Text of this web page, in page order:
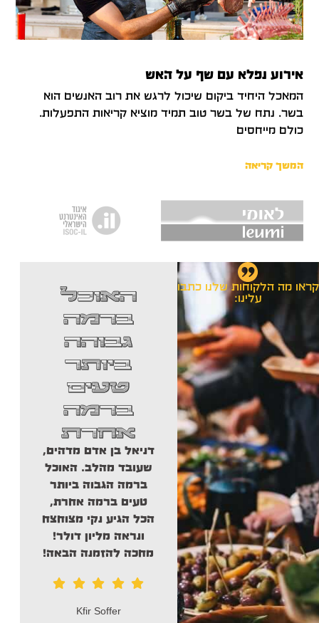
אירוע נפלא עם שף על האש
המאכל היחיד ביקום שיכול לרגש את רוב האנשים הוא
בשר. נתח של בשר טוב תמיד מוציא קריאות התפעלות.
כולם מייחסים
המשך קריאה
קראו מה הלקוחות שלנו כתבו
עלינו:
אני רוצה
להמליץ
מכל הלב
על נויה
פוד!
חוגגים אירוע , מסיבה,
בר/בת מצווה , אני
רוצה להמליץ מכל
הלב על נויה פוד!
יסדרו לכם אירוע
הצגה. מכינים
אוכל מהלב, סושי
מספר אחד בארץ
חברים ממליץ בחום .
איתי דניאל
האוכל
ברמה
גבוהה
ביותר
טעים
ברמה
אחרת
דניאל בן אדם מדהים,
שעובד מהלב. האוכל
ברמה הגבוה ביותר
טעים ברמה אחרת,
הכל הגיע נקי מצוחצח
ונראה מליון דולר!
מחכה להזמנה הבאה!
‏‎Kfir Soffer